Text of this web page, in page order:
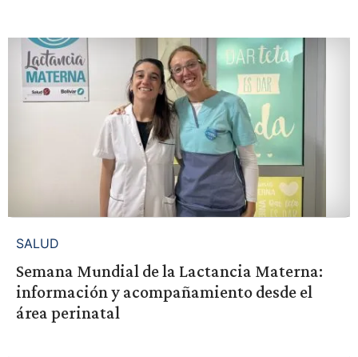
SALUD
Semana Mundial de la Lactancia Materna:
información y acompañamiento desde el
área perinatal